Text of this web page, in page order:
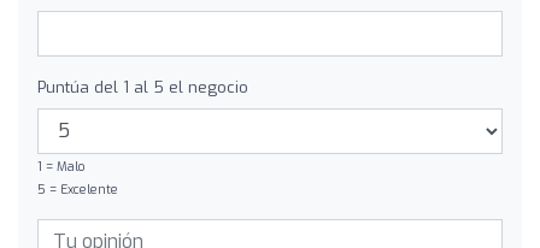
Puntúa del 1 al 5 el negocio
1 = Malo
5 = Excelente